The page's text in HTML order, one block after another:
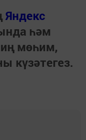
Яндекс
һәм
мөһим,
күзәтегез.